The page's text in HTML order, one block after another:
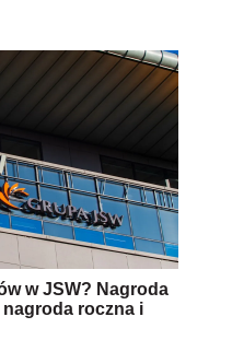
w JSW? Nagroda
roczna i